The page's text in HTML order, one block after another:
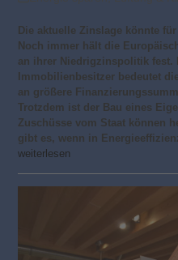
Die aktuelle Zinslage könnte
Noch immer hält die
an ihrer Niedrigzinspolitik fest.
Immobilienbesitzer bedeutet
an größere
Trotzdem ist der Bau eines
Zuschüsse vom Staat können
gibt es, wenn in
weiterlesen